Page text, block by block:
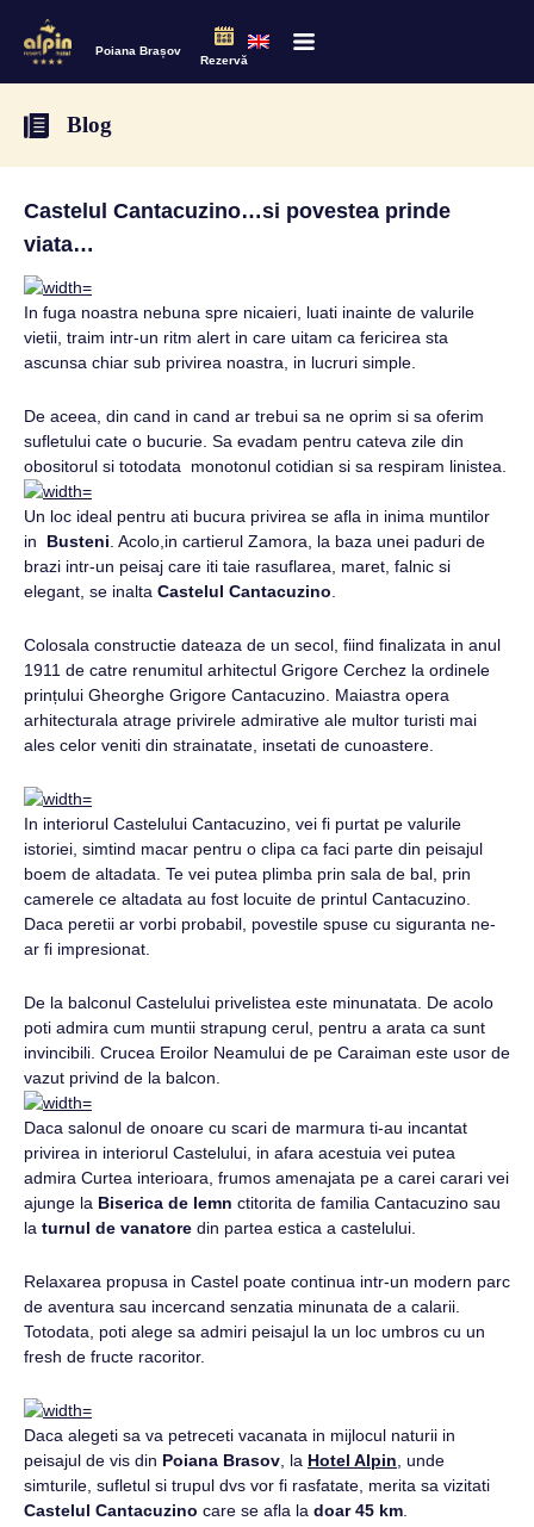
Poiana Brașov
Rezervă
Blog
Castelul Cantacuzino…si povestea prinde
viata…
In fuga noastra nebuna spre nicaieri, luati inainte de valurile
vietii, traim intr-un ritm alert in care uitam ca fericirea sta
ascunsa chiar sub privirea noastra, in lucruri simple.
De aceea, din cand in cand ar trebui sa ne oprim si sa oferim
sufletului cate o bucurie. Sa evadam pentru cateva zile din
obositorul si totodata monotonul cotidian si sa respiram linistea.
Un loc ideal pentru ati bucura privirea se afla in inima muntilor
in Busteni . Acolo,in cartierul Zamora, la baza unei paduri de
brazi intr-un peisaj care iti taie rasuflarea, maret, falnic si
elegant, se inalta Castelul Cantacuzino
Colosala constructie dateaza de un secol, fiind finalizata in anul
1911 de catre renumitul arhitectul Grigore Cerchez la ordinele
prințului Gheorghe Grigore Cantacuzino. Maiastra opera
arhitecturala atrage privirele admirative ale multor turisti mai
ales celor veniti din strainatate, insetati de cunoastere.
In interiorul Castelului Cantacuzino, vei fi purtat pe valurile
istoriei, simtind macar pentru o clipa ca faci parte din peisajul
boem de altadata. Te vei putea plimba prin sala de bal, prin
camerele ce altadata au fost locuite de printul Cantacuzino.
Daca peretii ar vorbi probabil, povestile spuse cu siguranta ne-
ar fi impresionat.
De la balconul Castelului privelistea este minunatata. De acolo
poti admira cum muntii strapung cerul, pentru a arata ca sunt
invincibili. Crucea Eroilor Neamului de pe Caraiman este usor de
vazut privind de la balcon.
Daca salonul de onoare cu scari de marmura ti-au incantat
privirea in interiorul Castelului, in afara acestuia vei putea
admira Curtea interioara, frumos amenajata pe a carei carari vei
ajunge la Biserica de lemn ctitorita de familia Cantacuzino sau
la turnul de vanatore din partea estica a castelului.
Relaxarea propusa in Castel poate continua intr-un modern parc
de aventura sau incercand senzatia minunata de a calarii.
Totodata, poti alege sa admiri peisajul la un loc umbros cu un
fresh de fructe racoritor.
Daca alegeti sa va petreceti vacanata in mijlocul naturii in
peisajul de vis din Poiana Brasov , la Hotel Alpin , unde
simturile, sufletul si trupul dvs vor fi rasfatate, merita sa vizitati
Castelul Cantacuzino care se afla la doar 45 km